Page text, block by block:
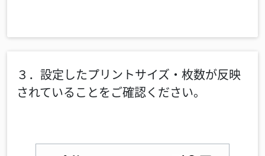
３．設定したプリントサイズ・枚数が反映
されていることをご確認ください。